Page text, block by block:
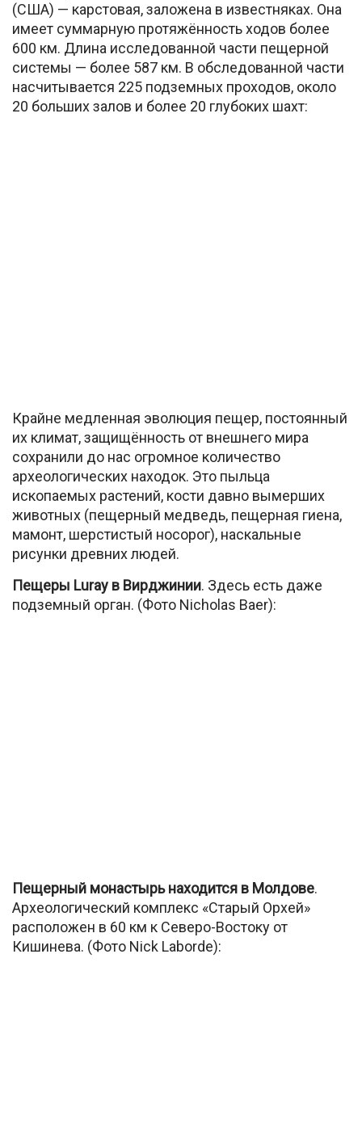
(США) — карстовая, заложена в известняках. Она
имеет суммарную протяжённость ходов более
600 км. Длина исследованной части пещерной
системы — более 587 км. В обследованной части
насчитывается 225 подземных проходов, около
20 больших залов и более 20 глубоких шахт:
Крайне медленная эволюция пещер, постоянный
их климат, защищённость от внешнего мира
сохранили до нас огромное количество
археологических находок. Это пыльца
ископаемых растений, кости давно вымерших
животных (пещерный медведь, пещерная гиена,
мамонт, шерстистый носорог), наскальные
рисунки древних людей.
Пещеры Luray в Вирджинии. Здесь есть даже
подземный орган. (Фото Nicholas Baer):
Пещерный монастырь находится в Молдове.
Археологический комплекс «Старый Орхей»
расположен в 60 км к Северо-Востоку от
Кишинева. (Фото Nick Laborde):